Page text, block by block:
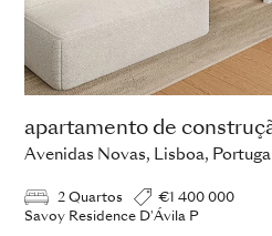
Avenidas Novas, Lisboa, Portugal
2 Quartos
€1 400 000
Savoy Residence D'Ávila P